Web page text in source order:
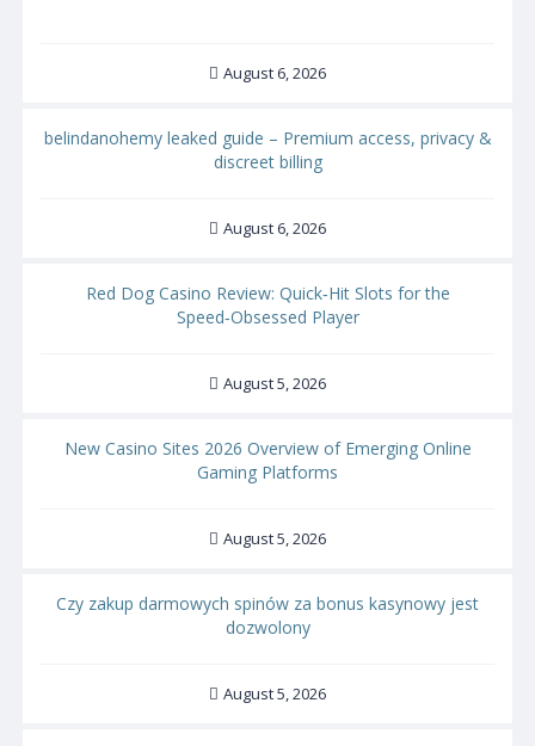
August 6, 2026
belindanohemy leaked guide – Premium access, privacy &
discreet billing
August 6, 2026
Red Dog Casino Review: Quick‑Hit Slots for the
Speed‑Obsessed Player
August 5, 2026
New Casino Sites 2026 Overview of Emerging Online
Gaming Platforms
August 5, 2026
Czy zakup darmowych spinów za bonus kasynowy jest
dozwolony
August 5, 2026